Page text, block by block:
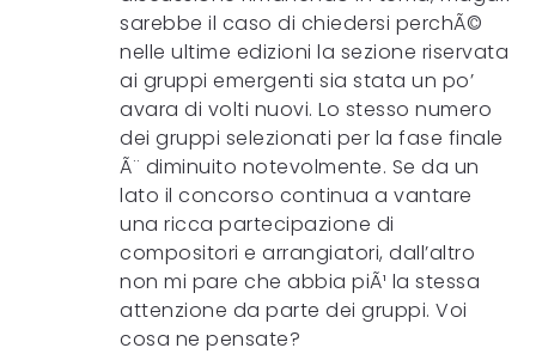
sarebbe il caso di chiedersi perchÃ©
nelle ultime edizioni la sezione riservata
ai gruppi emergenti sia stata un po’
avara di volti nuovi. Lo stesso numero
dei gruppi selezionati per la fase finale
Ã¨ diminuito notevolmente. Se da un
lato il concorso continua a vantare
una ricca partecipazione di
compositori e arrangiatori, dall’altro
non mi pare che abbia piÃ¹ la stessa
attenzione da parte dei gruppi. Voi
cosa ne pensate?